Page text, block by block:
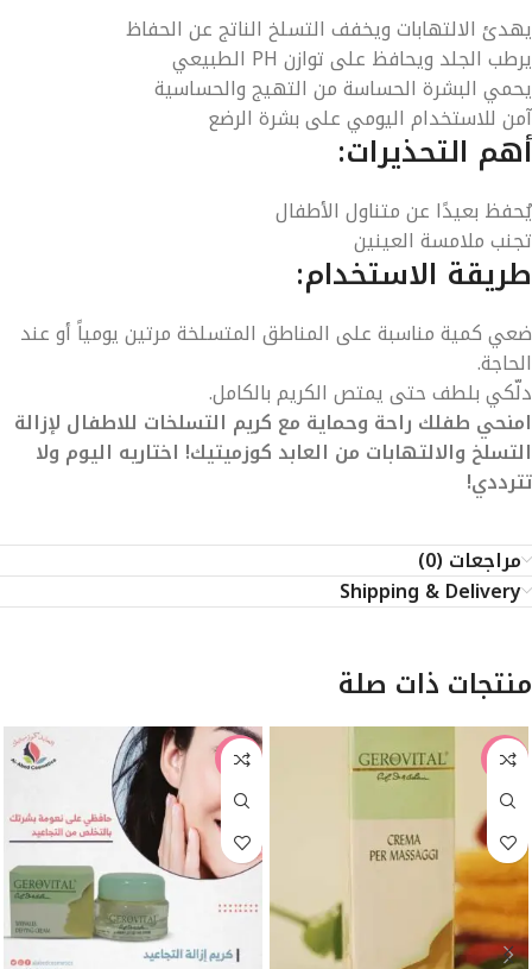
يهدئ الالتهابات ويخفف التسلخ الناتج عن الحفاظ
يرطب الجلد ويحافظ على توازن PH الطبيعي
يحمي البشرة الحساسة من التهيج والحساسية
آمن للاستخدام اليومي على بشرة الرضع
أهم التحذيرات:
يُحفظ بعيدًا عن متناول الأطفال
تجنب ملامسة العينين
طريقة الاستخدام:
ضعي كمية مناسبة على المناطق المتسلخة مرتين يومياً أو عند
الحاجة.
دلّكي بلطف حتى يمتص الكريم بالكامل.
امنحي طفلك راحة وحماية مع كريم التسلخات للاطفال لإزالة
التسلخ والالتهابات من العابد كوزميتيك! اختاريه اليوم ولا
تترددي!
مراجعات (0)
Shipping & Delivery
منتجات ذات صلة
-50%
-50%